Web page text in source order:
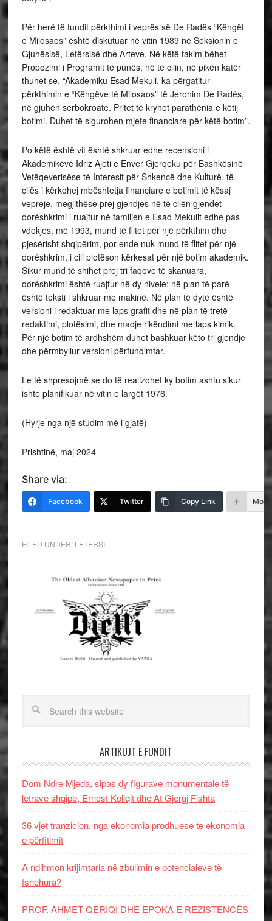
Për herë të fundit përkthimi i veprës së De Radës “Këngët
e Milosaos” është diskutuar në vitin 1989 në Seksionin e
Gjuhësisë, Letërsisë dhe Arteve. Në këtë takim bëhet
Propozimi i Programit të punës, në të cilin, në pikën katër
thuhet se. “Akademiku Esad Mekuli, ka përgatitur
përkthimin e “Këngëve të Milosaos” të Jeronim De Radës,
në gjuhën serbokroate. Pritet të kryhet parathënia e këtij
botimi. Duhet të sigurohen mjete financiare për këtë botim”.
Po këtë është vit është shkruar edhe recensioni i
Akademikëve Idriz Ajeti e Enver Gjerqeku për Bashkësinë
Vetëqeverisëse të Interesit për Shkencë dhe Kulturë, të
cilës i kërkohej mbështetja financiare e botimit të kësaj
vepreje, megjithëse prej gjendjes në të cilën gjendet
dorëshkrimi i ruajtur në familjen e Esad Mekulit edhe pas
vdekjes, më 1993, mund të flitet për një përkthim dhe
pjesërisht shqipërim, por ende nuk mund të flitet për një
dorëshkrim, i cili plotëson kërkesat për një botim akademik.
Sikur mund të shihet prej tri faqeve të skanuara,
dorëshkrimi është ruajtur në dy nivele: në plan të parë
është teksti i shkruar me makinë. Në plan të dytë është
versioni i redaktuar me laps grafit dhe në plan të tretë
redaktimi, plotësimi, dhe madje rikëndimi me laps kimik.
Për një botim të ardhshëm duhet bashkuar këto tri gjendje
dhe përmbyllur versioni përfundimtar.
Le të shpresojmë se do të realizohet ky botim ashtu sikur
ishte planifikuar në vitin e largët 1976.
(Hyrje nga një studim më i gjatë)
Prishtinë, maj 2024
Share via:
Facebook Twitter Copy Link More
FILED UNDER: LETERSI
ARTIKUJT E FUNDIT
Dom Ndre Mjeda, sipas dy figurave monumentale të
letrave shqipe, Ernest Koliqit dhe At Gjergj Fishta
36 vjet tranzicion, nga ekonomia prodhuese te ekonomia
e përfitimit
A ndihmon krijimtaria në zbulimin e potencialeve të
fshehura?
PROF. AHMET QERIQI DHE EPOKA E REZISTENCЁS